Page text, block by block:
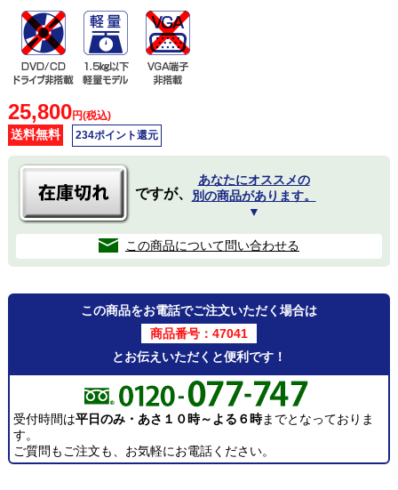
25,800円(税込)
送料無料 234ポイント還元
ですが、
あなたにオススメの
別の商品があります。
▼
この商品について問い合わせる
この商品をお電話でご注文いただく場合は
商品番号：47041
とお伝えいただくと便利です！
受付時間は平日のみ・あさ１０時～よる６時までとなっておりま
す。
ご質問もご注文も、お気軽にお電話ください。